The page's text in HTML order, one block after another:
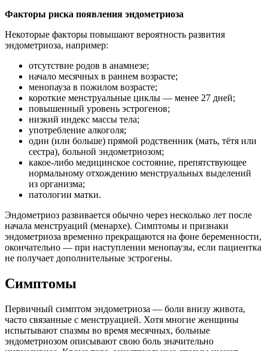
Факторы риска появления эндометриоза
Некоторые факторы повышают вероятность развития
эндометриоза, например:
отсутствие родов в анамнезе;
начало месячных в раннем возрасте;
менопауза в пожилом возрасте;
короткие менструальные циклы — менее 27 дней;
повышенный уровень эстрогенов;
низкий индекс массы тела;
употребление алкоголя;
один (или больше) прямой родственник (мать, тётя или
сестра), больной эндометриозом;
какое-либо медицинское состояние, препятствующее
нормальному отхождению менструальных выделений
из организма;
патологии матки.
Эндометриоз развивается обычно через несколько лет после
начала менструаций (менархе). Симптомы и признаки
эндометриоза временно прекращаются на фоне беременности,
окончательно — при наступлении менопаузы, если пациентка
не получает дополнительные эстрогены.
Симптомы
Первичный симптом эндометриоза — боли внизу живота,
часто связанные с менструацией. Хотя многие женщины
испытывают спазмы во время месячных, больные
эндометриозом описывают свою боль значительно